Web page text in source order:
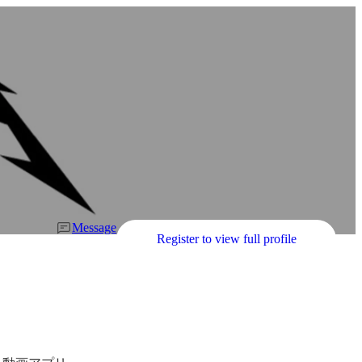
Message
Register to view full profile